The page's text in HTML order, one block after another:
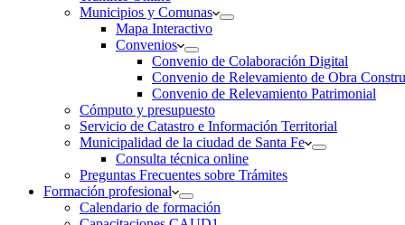
Municipios y Comunas
Mapa Interactivo
Convenios
Convenio de Colaboración Digital
Convenio de Relevamiento de Obra
Convenio de Relevamiento Patrimonial
Cómputo y presupuesto
Servicio de Catastro e Información Territorial
Municipalidad de la ciudad de Santa Fe
Consulta técnica online
Preguntas Frecuentes sobre Trámites
Formación profesional
Calendario de formación